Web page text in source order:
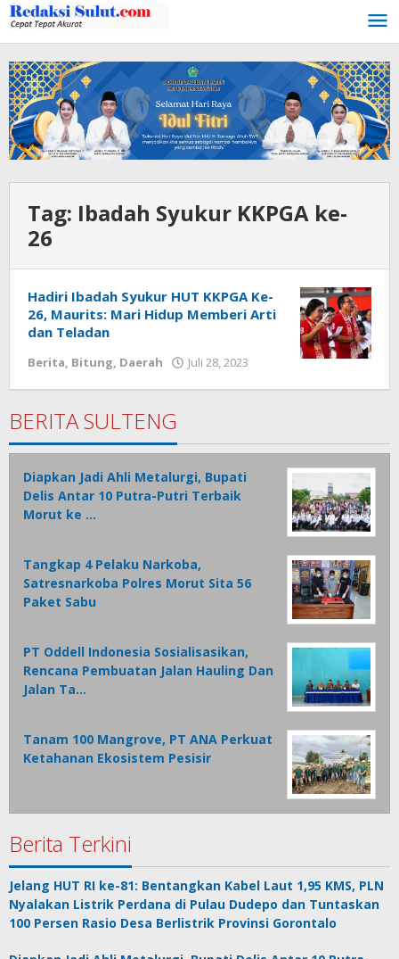
Lewati
ke
konten
Tag: Ibadah Syukur KKPGA ke-
26
Hadiri Ibadah Syukur HUT KKPGA Ke-
26, Maurits: Mari Hidup Memberi Arti
dan Teladan
Berita, Bitung, Daerah Juli 28, 2023
BERITA SULTENG
Diapkan Jadi Ahli Metalurgi, Bupati
Delis Antar 10 Putra-Putri Terbaik
Morut ke …
Tangkap 4 Pelaku Narkoba,
Satresnarkoba Polres Morut Sita 56
Paket Sabu
PT Oddell Indonesia Sosialisasikan,
Rencana Pembuatan Jalan Hauling Dan
Jalan Ta…
Tanam 100 Mangrove, PT ANA Perkuat
Ketahanan Ekosistem Pesisir
Berita Terkini
Jelang HUT RI ke-81: Bentangkan Kabel Laut 1,95 KMS, PLN
Nyalakan Listrik Perdana di Pulau Dudepo dan Tuntaskan
100 Persen Rasio Desa Berlistrik Provinsi Gorontalo